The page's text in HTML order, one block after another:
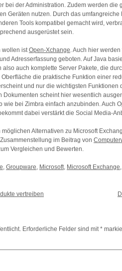
bei der Administration. Zudem werden die
Geräten nutzen. Durch das
Tools kompatibel gemacht wird,
ausgerüstet sein.
wollen istOpen-Xchange. Auch hier
Adresserfassung geboten. Auf Java
auch komplette Server Pakete, die
die praktische Funktion einer
und nur die wichtigsten Funktionen
Dokumenten scheint hier wesentlich
wie bei Zimbra einfach anzubinden. Auch
dabei verstärkt die Social Media-
Alternativen zu Microsoft
im Beitrag von
Vergleichen und Bewerten.
, Groupware, Microsoft, Microsoft Exchange,
vertreiben
Erforderliche Felder sind mit*